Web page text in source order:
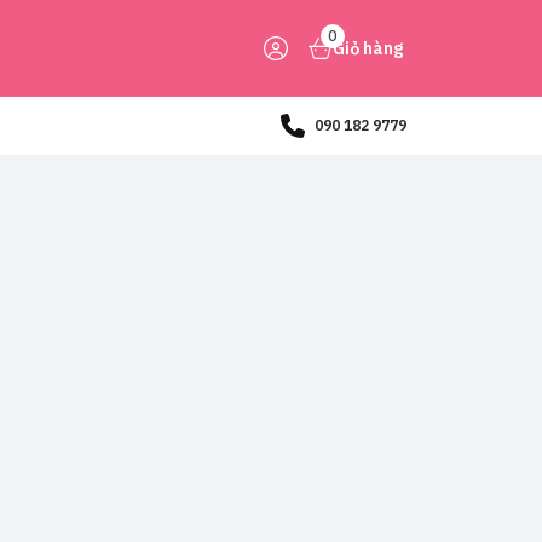
0
Giỏ hàng
090 182 9779